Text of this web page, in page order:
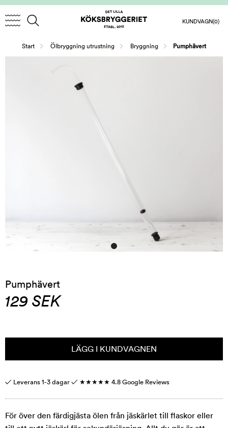
KUNDVAGN(0)
Start Ölbryggning utrustning Bryggning Pumphävert
Pumphävert
129 SEK
LÄGG I KUNDVAGNEN
✓ Leverans 1-3 dagar ✓ ★★★★★ 4.8 Google Reviews
För över den färdigjästa ölen från jäskärlet till flaskor eller